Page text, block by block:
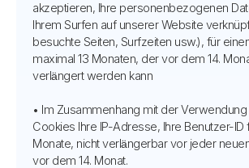
akzeptieren, Ihre personenbezogenen
Ihrem Surfen auf unserer Website
besuchte Seiten, Surfzeiten usw.), für
maximal 13 Monaten, der vor dem 14.
verlängert werden kann
• Im Zusammenhang mit der
Cookies Ihre IP-Adresse, Ihre Benutzer-ID
Monate, nicht verlängerbar vor jeder
vor dem 14. Monat.